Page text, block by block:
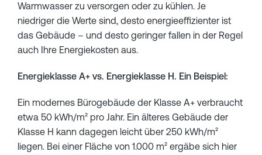
Warmwasser zu versorgen oder zu kühlen. Je
niedriger die Werte sind, desto energieeffizienter ist
das Gebäude – und desto geringer fallen in der Regel
auch Ihre Energiekosten aus.
Energieklasse A+ vs. Energieklasse H. Ein Beispiel:
Ein modernes Bürogebäude der Klasse A+ verbraucht
etwa 50 kWh/m² pro Jahr. Ein älteres Gebäude der
Klasse H kann dagegen leicht über 250 kWh/m²
liegen. Bei einer Fläche von 1.000 m² ergäbe sich hier